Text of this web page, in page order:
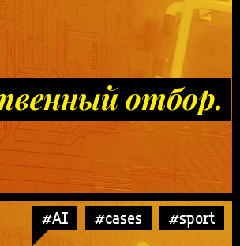
отбор.
#AI #cases #sport